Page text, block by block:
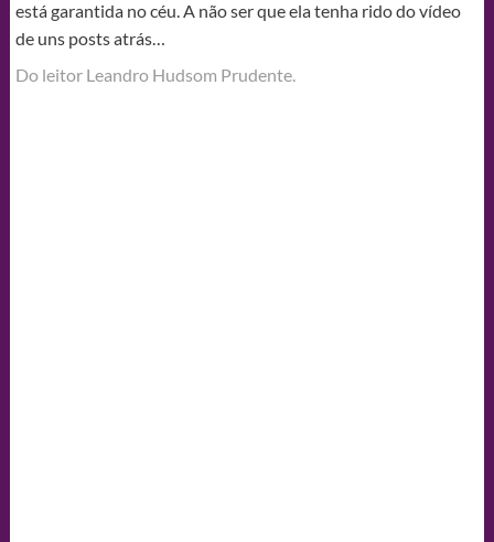
está garantida no céu. A não ser que ela tenha rido do vídeo
de uns posts atrás…
Do leitor Leandro Hudsom Prudente.